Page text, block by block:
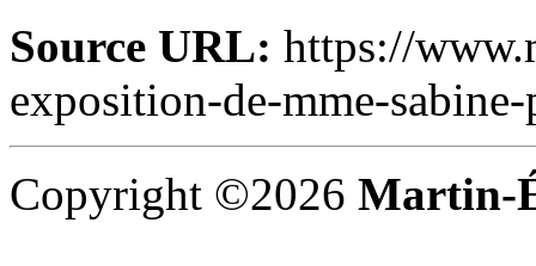
Source URL: https://
exposition-de-mme-
Copyright ©2026 Martin-